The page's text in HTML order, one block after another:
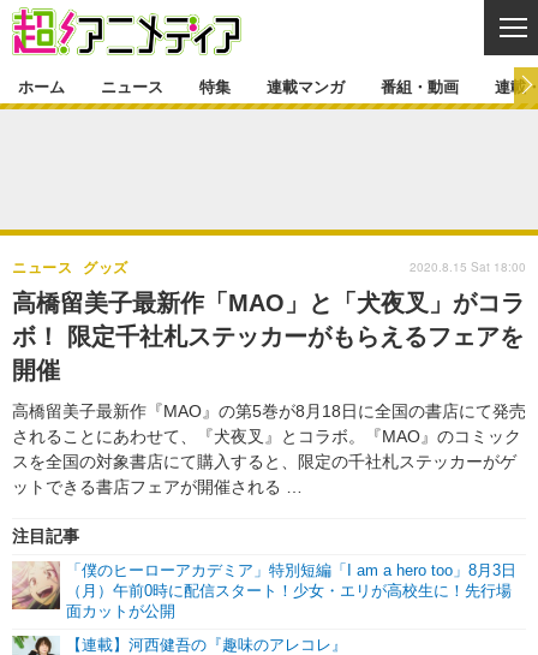
ゲーム・アプリ マンガ
グッズ イベント
舞台 新帝スタ
特集一覧 カバー
ラキりす
連載マンガ
連載マンガ一覧 連載一覧
番組・動画
番組・動画一覧 ラジオ
連載・ブログ
編集部ブログ・お知らせ
ホーム ニュース 特集 連載マンガ 番組・動画 連載
高橋留美子最新作「MAO」と「犬夜叉」がコラ
ボ！ 限定千社札ステッカーがもらえるフェアを
開催
高橋留美子最新作『MAO』の第5巻が8月18日に全国の書店にて発売
されることにあわせて、『犬夜叉』とコラボ。『MAO』のコミック
スを全国の対象書店にて購入すると、限定の千社札ステッカーがゲ
ットできる書店フェアが開催される …
ニュース グッズ
注目記事
「僕のヒーローアカデミア」特別短編「I am a hero too」8月3日
（月）午前0時に配信スタート！少女・エリが高校生に！先行場
面カットが公開
【連載】河西健吾の『趣味のアレコレ』
2020.8.15 Sat 18:00